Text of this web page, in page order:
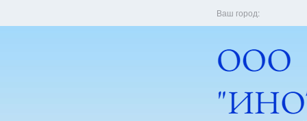
Ваш город: